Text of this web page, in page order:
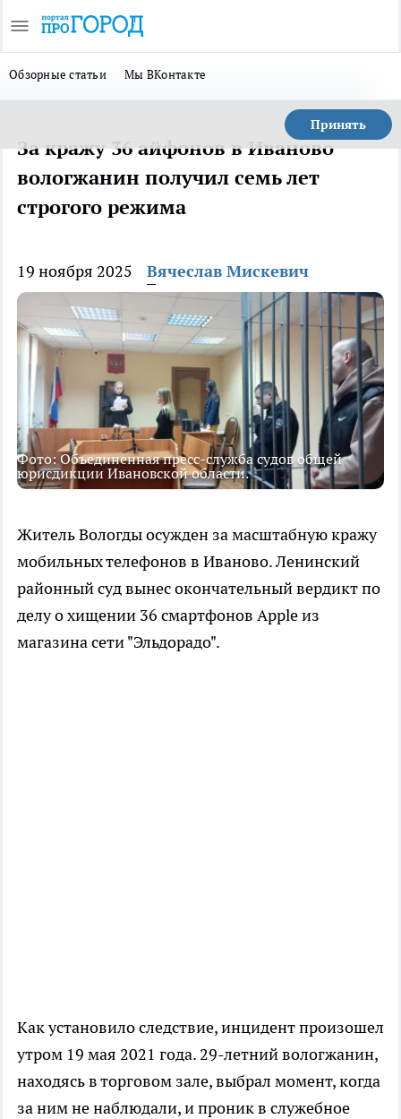
Обзорные статьи Мы ВКонтакте
Принять
За кражу 36 айфонов в Иваново
вологжанин получил семь лет
строгого режима
19 ноября 2025 Вячеслав Мискевич
Фото: Объединенная пресс-служба судов общей
юрисдикции Ивановской области.
Житель Вологды осужден за масштабную кражу
мобильных телефонов в Иваново. Ленинский
районный суд вынес окончательный вердикт по
делу о хищении 36 смартфонов Apple из
магазина сети "Эльдорадо".
Как установило следствие, инцидент произошел
утром 19 мая 2021 года. 29-летний вологжанин,
находясь в торговом зале, выбрал момент, когда
за ним не наблюдали, и проник в служебное